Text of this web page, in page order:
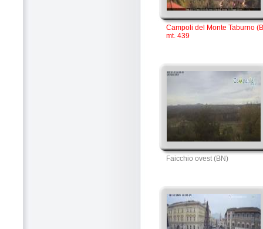
Campoli del Monte Taburno
mt. 439
Faicchio ovest (BN)